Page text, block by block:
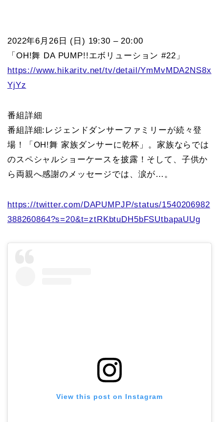
2022年6月26日 (日) 19:30 – 20:00
「OH!舞 DA PUMP!!エボリューション #22」
https://www.hikaritv.net/tv/detail/YmMvMDA2NS8x
YjYz
番組詳細
番組詳細:レジェンドダンサーファミリーが続々登
場！「OH!舞 家族ダンサーに乾杯」。家族ならでは
のスペシャルショーケースを披露！そして、子供か
ら両親へ感謝のメッセージでは、涙が…。
https://twitter.com/DAPUMPJP/status/1540206982
388260864?s=20&t=ztRKbtuDH5bFSUtbapaUUg
View this post on Instagram